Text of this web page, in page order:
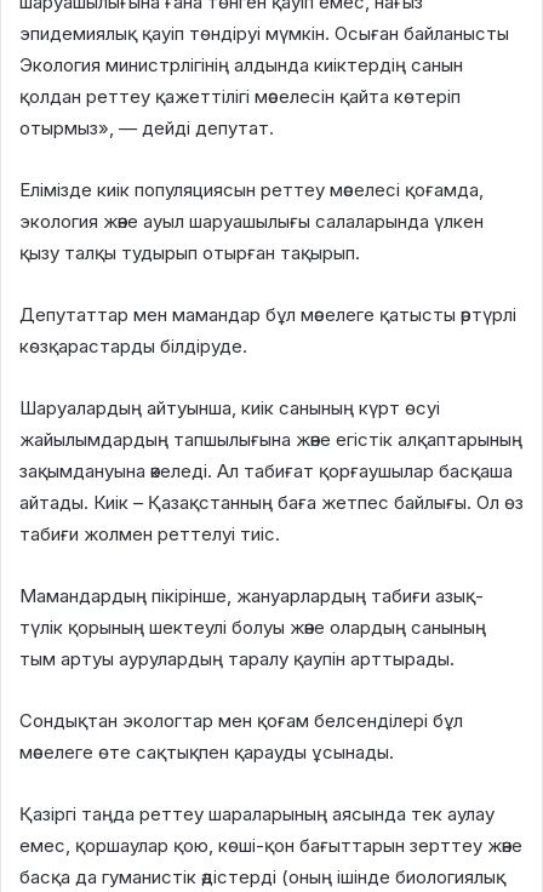
эпидемиялық қауіп төндіруі мүмкін. Осыған байланысты
Экология министрлігінің алдында киіктердің санын
қолдан реттеу қажеттілігі мәселесін қайта көтеріп
отырмыз», — дейді депутат.
Елімізде киік популяциясын реттеу мәселесі қоғамда,
экология және ауыл шаруашылығы салаларында үлкен
қызу талқы тудырып отырған тақырып.
Депутаттар мен мамандар бұл мәселеге қатысты әртүрлі
көзқарастарды білдіруде.
Шаруалардың айтуынша, киік санының күрт өсуі
жайылымдардың тапшылығына және егістік алқаптарының
зақымдануына әкеледі. Ал табиғат қорғаушылар басқаша
айтады. Киік – Қазақстанның баға жетпес байлығы. Ол өз
табиғи жолмен реттелуі тиіс.
Мамандардың пікірінше, жануарлардың табиғи азық-
түлік қорының шектеулі болуы және олардың санының
тым артуы аурулардың таралу қаупін арттырады.
Сондықтан экологтар мен қоғам белсенділері бұл
мәселеге өте сақтықпен қарауды ұсынады.
Қазіргі таңда реттеу шараларының аясында тек аулау
емес, қоршаулар қою, көші-қон бағыттарын зерттеу және
басқа да гуманистік әдістерді (оның ішінде биологиялық